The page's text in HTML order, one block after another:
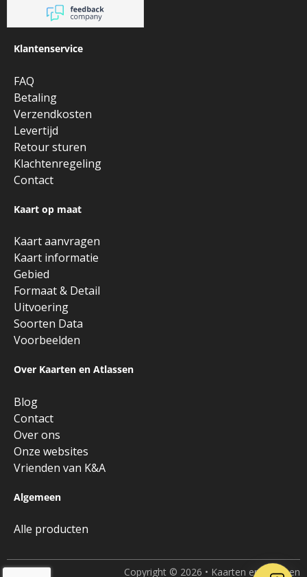
Klantenservice
FAQ
Betaling
Verzendkosten
Levertijd
Retour sturen
Klachtenregeling
Contact
Kaart op maat
Kaart aanvragen
Kaart informatie
Gebied
Formaat & Detail
Uitvoering
Soorten Data
Voorbeelden
Over Kaarten en Atlassen
Blog
Contact
Over ons
Onze websites
Vrienden van K&A
Algemeen
Alle producten
Copyright © 2026 • Kaarten en Atlassen